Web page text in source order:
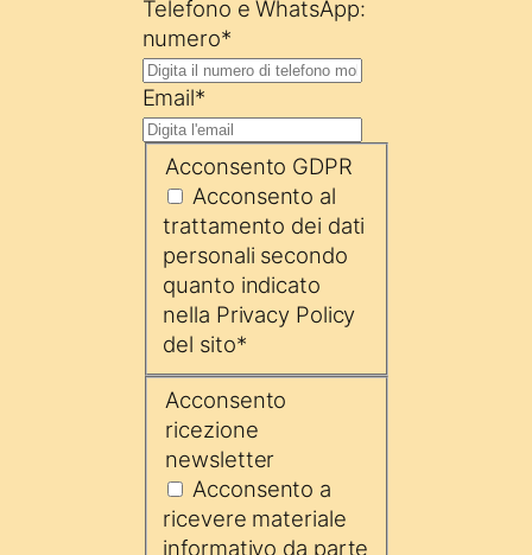
Telefono e WhatsApp:
numero*
Email*
Acconsento GDPR
Acconsento al
trattamento dei dati
personali secondo
quanto indicato
nella Privacy Policy
del sito*
Acconsento
ricezione
newsletter
Acconsento a
ricevere materiale
informativo da parte